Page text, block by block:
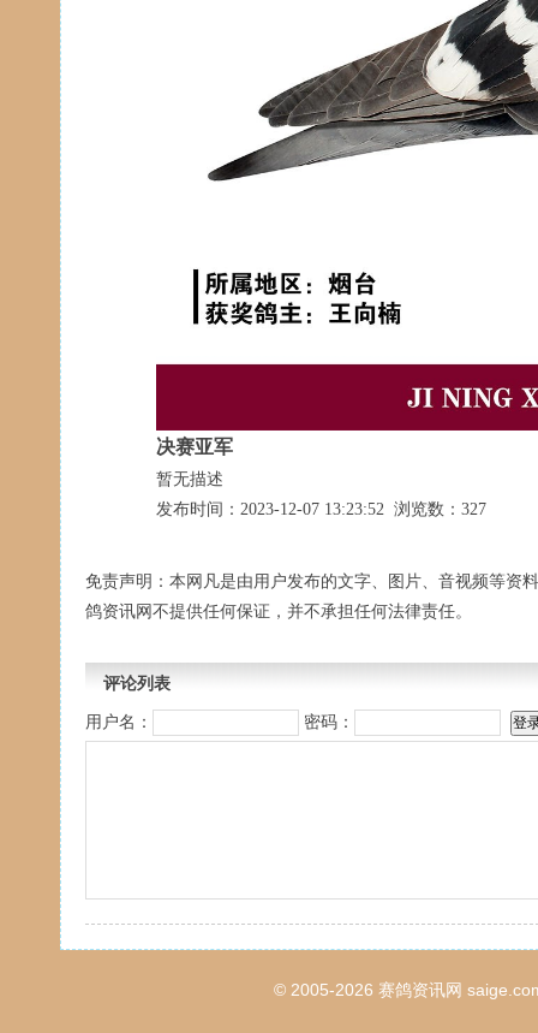
决赛亚军
暂无描述
发布时间：2023-12-07 13:23:52 浏览数：327
免责声明：本网凡是由用户发布的文字、图片、音视频等资
鸽资讯网不提供任何保证，并不承担任何法律责任。
评论列表
用户名： 密码：
© 2005-2026 赛鸽资讯网